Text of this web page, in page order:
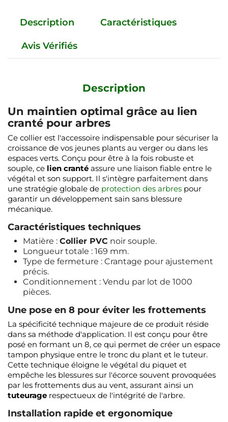
Description Caractéristiques
Avis Vérifiés
Description
Un maintien optimal grâce au lien
cranté pour arbres
Ce collier est l'accessoire indispensable pour sécuriser la
croissance de vos jeunes plants au verger ou dans les
espaces verts. Conçu pour être à la fois robuste et
souple, ce lien cranté assure une liaison fiable entre le
végétal et son support. Il s'intègre parfaitement dans
une stratégie globale de protection des arbres pour
garantir un développement sain sans blessure
mécanique.
Caractéristiques techniques
Matière : Collier PVC noir souple.
Longueur totale : 169 mm.
Type de fermeture : Crantage pour ajustement
précis.
Conditionnement : Vendu par lot de 1000
pièces.
Une pose en 8 pour éviter les frottements
La spécificité technique majeure de ce produit réside
dans sa méthode d'application. Il est conçu pour être
posé en formant un 8, ce qui permet de créer un espace
tampon physique entre le tronc du plant et le tuteur.
Cette technique éloigne le végétal du piquet et
empêche les blessures sur l'écorce souvent provoquées
par les frottements dus au vent, assurant ainsi un
tuteurage respectueux de l'intégrité de l'arbre.
Installation rapide et ergonomique